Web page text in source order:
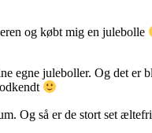
og købt mig en julebolle
egne juleboller. Og det
Og så er de stort set